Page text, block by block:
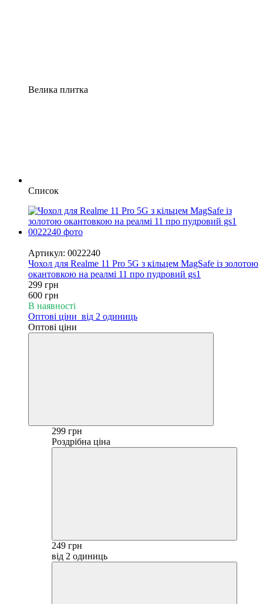
Велика плитка
Список
Артикул: 0022240
Чохол для Realme 11 Pro 5G з кільцем MagSafe із золотою
окантовкою на реалмі 11 про пудровий gs1
299 грн
600 грн
В наявності
Оптові ціни від 2 одиниць
Оптові ціни
299 грн
Роздрібна ціна
249 грн
від 2 одиниць